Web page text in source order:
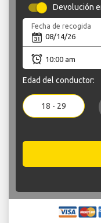
Devolución
Fecha de recogida
Edad del conductor:
18 - 29